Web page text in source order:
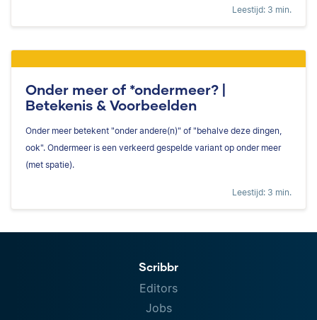
Leestijd: 3 min.
Onder meer of *ondermeer? |
Betekenis & Voorbeelden
Onder meer betekent "onder andere(n)" of "behalve deze dingen,
ook". Ondermeer is een verkeerd gespelde variant op onder meer
(met spatie).
Leestijd: 3 min.
Scribbr
Editors
Jobs